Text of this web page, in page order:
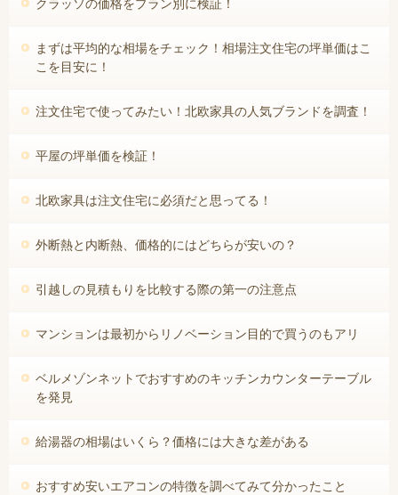
クラッソの価格をプラン別に検証！
まずは平均的な相場をチェック！相場注文住宅の坪単価はこ
こを目安に！
注文住宅で使ってみたい！北欧家具の人気ブランドを調査！
平屋の坪単価を検証！
北欧家具は注文住宅に必須だと思ってる！
外断熱と内断熱、価格的にはどちらが安いの？
引越しの見積もりを比較する際の第一の注意点
マンションは最初からリノベーション目的で買うのもアリ
ベルメゾンネットでおすすめのキッチンカウンターテーブル
を発見
給湯器の相場はいくら？価格には大きな差がある
おすすめ安いエアコンの特徴を調べてみて分かったこと